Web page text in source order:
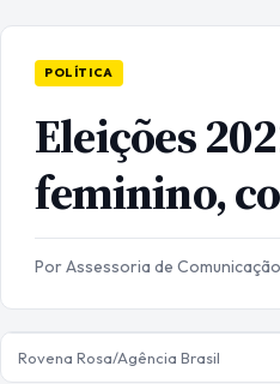
POLÍTICA
Eleições
feminino,
Por Assessoria de Comunicação
Rovena Rosa/Agência Brasil